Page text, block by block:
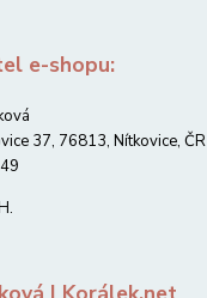
e-shopu:
37, 76813, Nítkovice, ČR